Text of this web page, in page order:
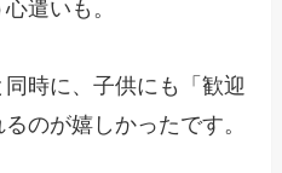
遣いも。
時に、子供にも「歓迎
のが嬉しかったです。